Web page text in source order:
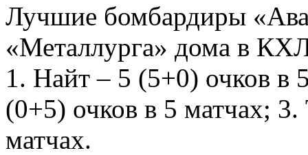
Лучшие бомбардиры
«Металлурга» дома в
1. Найт – 5 (5+0) очков в
(0+5) очков в 5 матчах;
матчах.